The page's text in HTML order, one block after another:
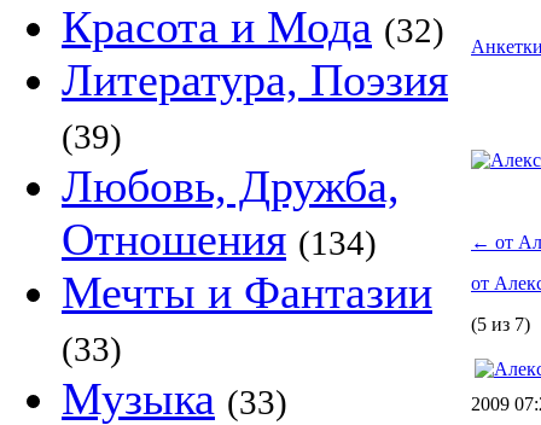
Красота и Мода (32)
Литература, Поэзия
(39)
Любовь, Дружба,
Отношения (134)
Мечты и Фантазии
(33)
Музыка (33)
← от
от
(5 из 7)
2009